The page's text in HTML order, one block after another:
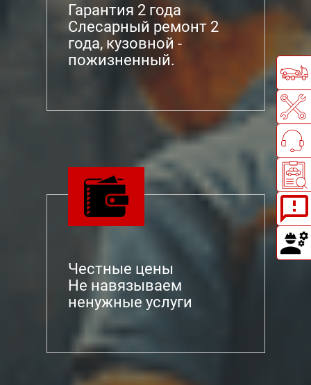
Гарантия 2 года
Слесарный ремонт 2
года, кузовной -
пожизненный.
Честные цены
Не навязываем
ненужные услуги